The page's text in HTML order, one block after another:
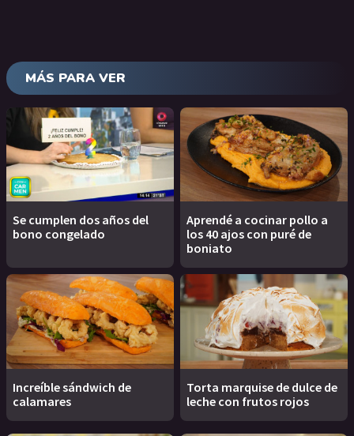
MÁS PARA VER
Se cumplen dos años del
bono congelado
Aprendé a cocinar pollo a
los 40 ajos con puré de
boniato
Increíble sándwich de
calamares
Torta marquise de dulce de
leche con frutos rojos